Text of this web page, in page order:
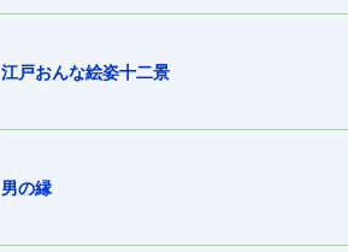
江戸おんな絵姿十二景
男の縁